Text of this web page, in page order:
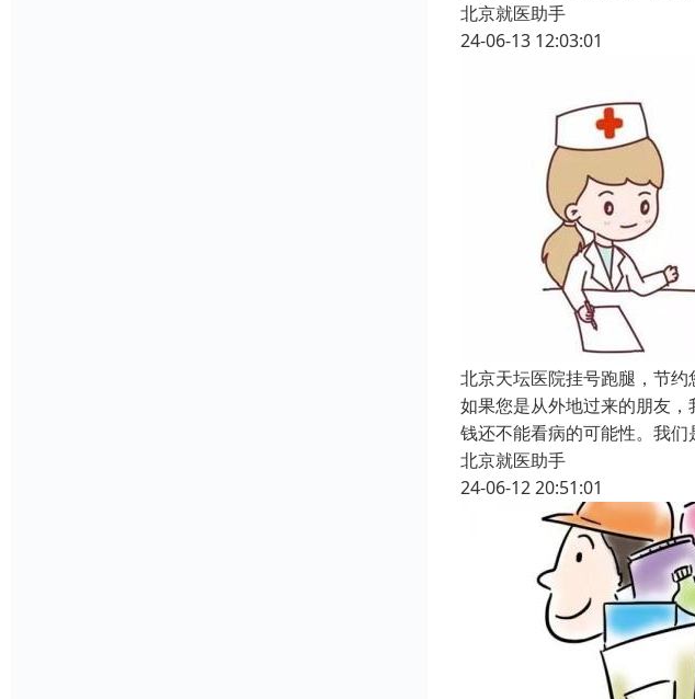
北京就医助手
24-06-13 12:03:01
北京天坛医院挂号跑腿，节约
如果您是从外地过来的朋友
钱还不能看病的可能性。我
北京就医助手
24-06-12 20:51:01